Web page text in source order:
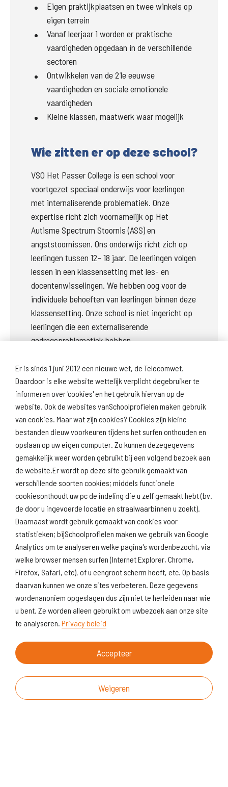
Er is sinds 1 juni 2012 een nieuwe wet, de Telecomwet.
Daardoor is elke website wettelijk verplicht degebruiker te
informeren over 'cookies' en het gebruik hiervan op de
website. Ook de websites vanSchoolprofielen maken gebruik
van cookies. Maar wat zijn cookies? Cookies zijn kleine
bestanden dieuw voorkeuren tijdens het surfen onthouden en
opslaan op uw eigen computer. Zo kunnen dezegegevens
gemakkelijk weer worden gebruikt bij een volgend bezoek aan
de website.Er wordt op deze site gebruik gemaakt van
verschillende soorten cookies; middels functionele
cookiesonthoudt uw pc de indeling die u zelf gemaakt hebt (bv.
de door u ingevoerde locatie en straalwaarbinnen u zoekt).
Daarnaast wordt gebruik gemaakt van cookies voor
statistieken; bijSchoolprofielen maken we gebruik van Google
Analytics om te analyseren welke pagina's wordenbezocht, via
welke browser mensen surfen (Internet Explorer, Chrome,
Firefox, Safari, etc), of u eengroot scherm heeft, etc. Op basis
daarvan kunnen we onze sites verbeteren. Deze gegevens
wordenanoniem opgeslagen dus zijn niet te herleiden naar wie
u bent. Ze worden alleen gebruikt om uwbezoek aan onze site
te analyseren. Privacy beleid
Accepteer
Weigeren
Eigen praktijkplaatsen en twee winkels op
eigen terrein
Vanaf leerjaar 1 worden er praktische
vaardigheden opgedaan in de verschillende
sectoren
Ontwikkelen van de 21e eeuwse
vaardigheden en sociale emotionele
vaardigheden
Kleine klassen, maatwerk waar mogelijk
Wie zitten er op deze school?
VSO Het Passer College is een school voor
voortgezet speciaal onderwijs voor leerlingen
met internaliserende problematiek. Onze
expertise richt zich voornamelijk op Het
Autisme Spectrum Stoornis (ASS) en
angststoornissen. Ons onderwijs richt zich op
leerlingen tussen 12- 18 jaar. De leerlingen volgen
lessen in een klassensetting met les- en
docentenwisselingen. We hebben oog voor de
individuele behoeften van leerlingen binnen deze
klassensetting. Onze school is niet ingericht op
leerlingen die een externaliserende
gedragsproblematiek hebben.
Volgende onderwerp: Deze school
Download
schoolprofiel
Naar
schoolresultaten
(inspectie)